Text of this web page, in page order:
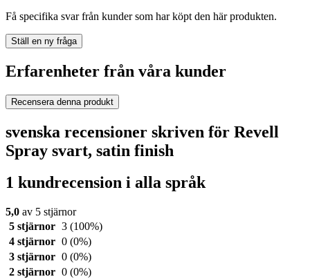
Få specifika svar från kunder som har köpt den här produkten.
Ställ en ny fråga
Erfarenheter från våra kunder
Recensera denna produkt
svenska recensioner skriven för Revell
Spray svart, satin finish
1 kundrecension i alla språk
5,0 av 5 stjärnor
5 stjärnor 3 (100%)
4 stjärnor 0 (0%)
3 stjärnor 0 (0%)
2 stjärnor 0 (0%)